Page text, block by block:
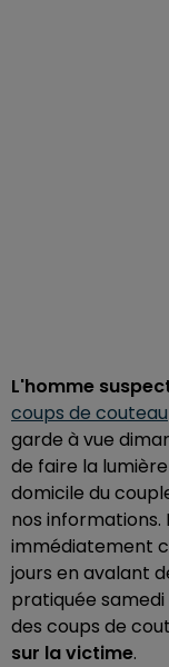
L'homme
coups de couteau
garde à vue
de faire la
domicile du
nos informations.
immédiatement
jours en avalant
pratiquée
des coups de
sur la victime.